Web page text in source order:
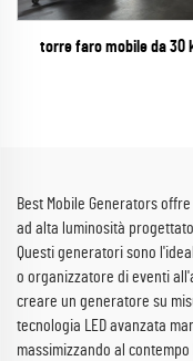
torre faro mobile da 30
Best Mobile Generators
ad alta luminosità
Questi generatori sono
o organizzatore di eventi
creare un generatore su
tecnologia LED avanzata
massimizzando al